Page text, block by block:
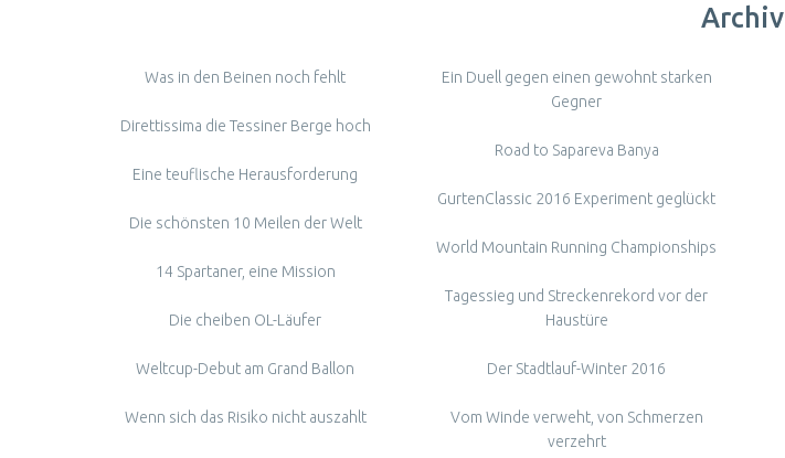
Archiv
Was in den Beinen noch fehlt
Direttissima die Tessiner Berge hoch
Eine teuflische Herausforderung
Die schönsten 10 Meilen der Welt
14 Spartaner, eine Mission
Die cheiben OL-Läufer
Weltcup-Debut am Grand Ballon
Wenn sich das Risiko nicht auszahlt
Ein Duell gegen einen gewohnt starken
Gegner
Road to Sapareva Banya
GurtenClassic 2016 Experiment geglückt
World Mountain Running Championships
Tagessieg und Streckenrekord vor der
Haustüre
Der Stadtlauf-Winter 2016
Vom Winde verweht, von Schmerzen
verzehrt